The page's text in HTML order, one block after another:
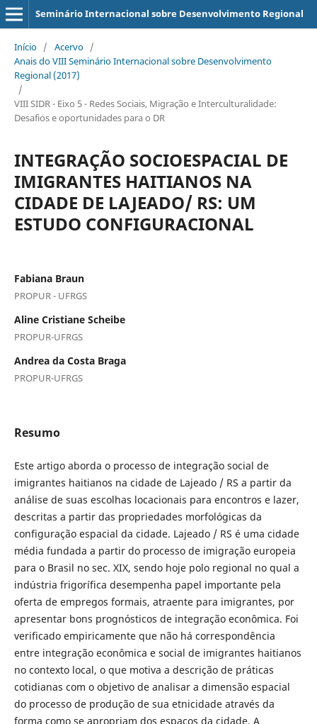
Seminário Internacional sobre Desenvolvimento Regional
Início / Acervo /
Anais do VIII Seminário Internacional sobre Desenvolvimento
Regional (2017)
/
VIII SIDR - Eixo 5 - Redes Sociais, Migração e Interculturalidade:
Desafios e oportunidades para o DR
INTEGRAÇÃO SOCIOESPACIAL DE
IMIGRANTES HAITIANOS NA
CIDADE DE LAJEADO/ RS: UM
ESTUDO CONFIGURACIONAL
Fabiana Braun
PROPUR - UFRGS
Aline Cristiane Scheibe
PROPUR-UFRGS
Andrea da Costa Braga
PROPUR-UFRGS
Resumo
Este artigo aborda o processo de integração social de
imigrantes haitianos na cidade de Lajeado / RS a partir da
análise de suas escolhas locacionais para encontros e lazer,
descritas a partir das propriedades morfológicas da
configuração espacial da cidade. Lajeado / RS é uma cidade
média fundada a partir do processo de imigração europeia
para o Brasil no sec. XIX, sendo hoje polo regional no qual a
indústria frigorífica desempenha papel importante pela
oferta de empregos formais, atraente para imigrantes, por
apresentar bons prognósticos de integração econômica. Foi
verificado empiricamente que não há correspondência
entre integração econômica e social de imigrantes haitianos
no contexto local, o que motiva a descrição de práticas
cotidianas com o objetivo de analisar a dimensão espacial
do processo de produção de sua etnicidade através da
forma como se apropriam dos espaços da cidade. A